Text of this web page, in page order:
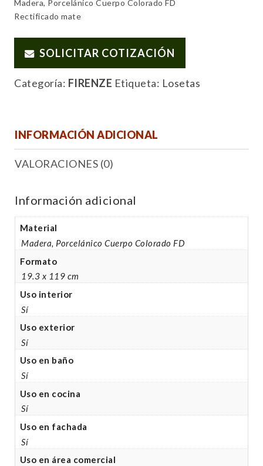
Madera, Porcelánico Cuerpo Colorado FD
Rectificado mate
SOLICITAR COTIZACIÓN
Categoría: FIRENZE Etiqueta: Losetas
INFORMACIÓN ADICIONAL
VALORACIONES (0)
Información adicional
Material
Madera, Porcelánico Cuerpo Colorado FD
Formato
19.3 x 119 cm
Uso interior
Sí
Uso exterior
Sí
Uso en baño
Sí
Uso en cocina
Sí
Uso en fachada
Sí
Uso en área comercial